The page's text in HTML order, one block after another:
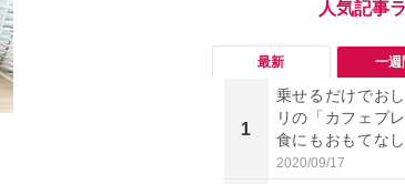
最新 一週
1
乗せるだけでお
リの「カフェプ
食にもおもてな
2020/09/17